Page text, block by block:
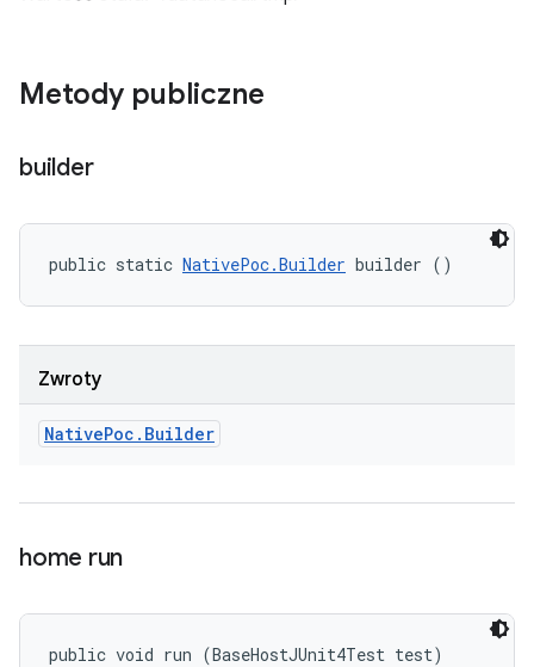
Metody publiczne
builder
public static NativePoc.Builder builder ()
Zwroty
NativePoc . Builder
home run
public void run (BaseHostJUnit4Test test)